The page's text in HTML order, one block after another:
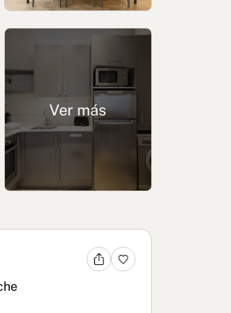
de denuncias
Ver más